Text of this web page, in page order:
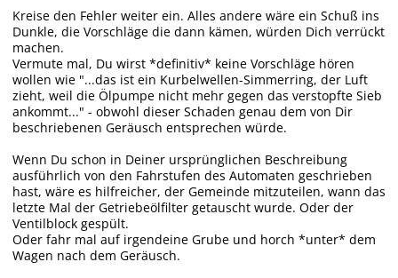
Kreise den Fehler weiter ein. Alles andere wäre ein Schuß ins
Dunkle, die Vorschläge die dann kämen, würden Dich verrückt
machen.
Vermute mal, Du wirst *definitiv* keine Vorschläge hören
wollen wie "...das ist ein Kurbelwellen-Simmerring, der Luft
zieht, weil die Ölpumpe nicht mehr gegen das verstopfte Sieb
ankommt..." - obwohl dieser Schaden genau dem von Dir
beschriebenen Geräusch entsprechen würde.
Wenn Du schon in Deiner ursprünglichen Beschreibung
ausführlich von den Fahrstufen des Automaten geschrieben
hast, wäre es hilfreicher, der Gemeinde mitzuteilen, wann das
letzte Mal der Getriebeölfilter getauscht wurde. Oder der
Ventilblock gespült.
Oder fahr mal auf irgendeine Grube und horch *unter* dem
Wagen nach dem Geräusch.